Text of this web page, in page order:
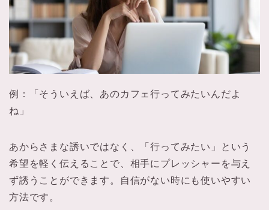
例：「そういえば、あのカフェ行ってみたいんだよ
ね」
あからさまな誘いではなく、「行ってみたい」という
希望を軽く伝えることで、相手にプレッシャーを与え
ず誘うことができます。自信がない時にも使いやすい
方法です。